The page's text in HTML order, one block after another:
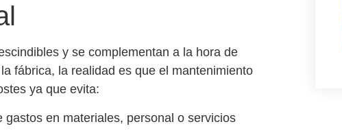
y se complementan a la hora de
fábrica, la realidad es que el mantenimiento
ya que evita:
en materiales, personal o servicios